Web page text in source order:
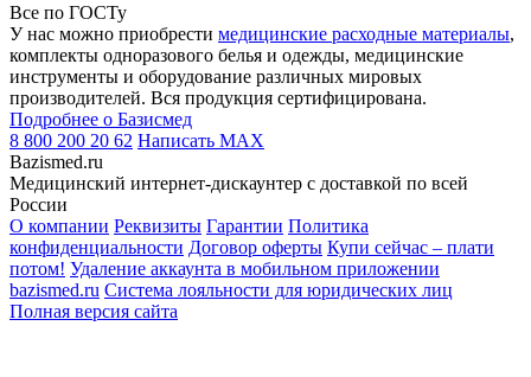
Все по ГОСТу
У нас можно приобрести медицинские расходные материалы,
комплекты одноразового белья и одежды, медицинские
инструменты и оборудование различных мировых
производителей. Вся продукция сертифицирована.
Подробнее о Базисмед
8 800 200 20 62 Написать MAX
Bazismed.ru
Медицинский интернет-дискаунтер с доставкой по всей
России
О компании Реквизиты Гарантии Политика
конфиденциальности Договор оферты Купи сейчас – плати
потом! Удаление аккаунта в мобильном приложении
bazismed.ru Система лояльности для юридических лиц
Полная версия сайта